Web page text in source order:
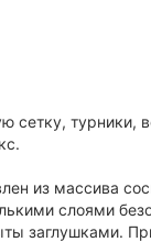
сетку,
из массива
слоями
заглушками.